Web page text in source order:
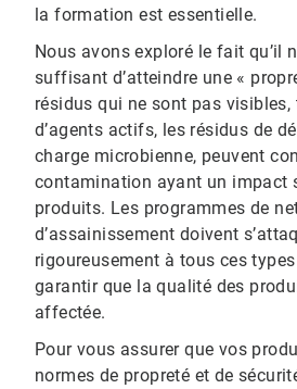
la formation est essentielle.
Nous avons exploré le fait qu’il
suffisant d’atteindre une «
résidus qui ne sont pas visibles,
d’agents actifs, les résidus de
charge microbienne, peuvent
contamination ayant un impact
produits. Les programmes de
d’assainissement doivent
rigoureusement à tous ces
garantir que la qualité des
affectée.
Pour vous assurer que vos
normes de propreté et de